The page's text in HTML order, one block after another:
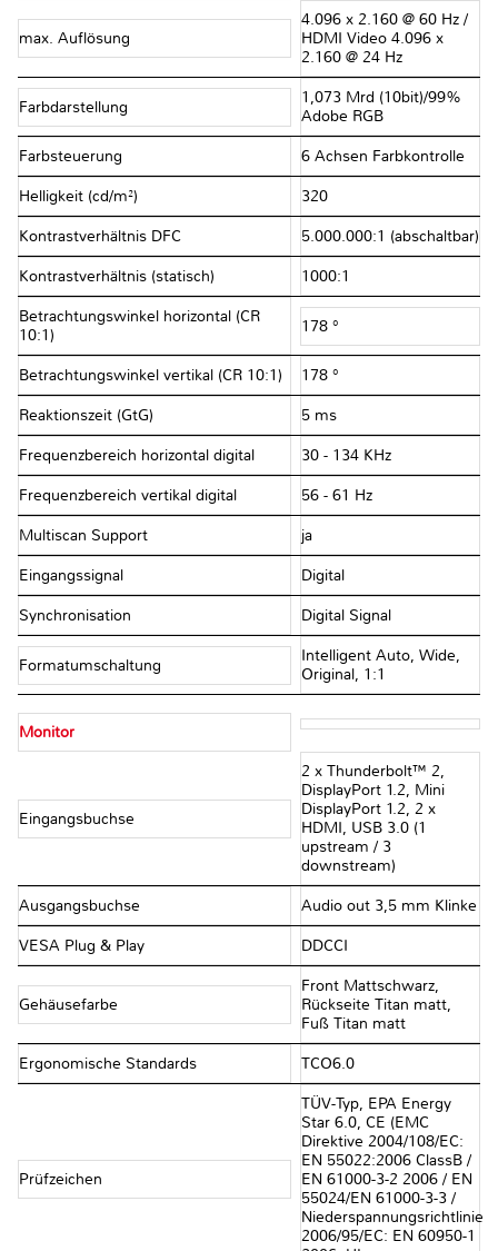
max. Auflösung
4.096 x 2.160 @ 60 Hz /
HDMI Video 4.096 x
2.160 @ 24 Hz
Farbdarstellung
1,073 Mrd (10bit)/99%
Adobe RGB
Farbsteuerung 6 Achsen Farbkontrolle
Helligkeit (cd/m²) 320
Kontrastverhältnis DFC 5.000.000:1 (abschaltbar)
Kontrastverhältnis (statisch) 1000:1
Betrachtungswinkel horizontal (CR
10:1)
178 °
Betrachtungswinkel vertikal (CR 10:1) 178 °
Reaktionszeit (GtG) 5 ms
Frequenzbereich horizontal digital 30 - 134 KHz
Frequenzbereich vertikal digital 56 - 61 Hz
Multiscan Support ja
Eingangssignal Digital
Synchronisation Digital Signal
Formatumschaltung
Intelligent Auto, Wide,
Original, 1:1
Monitor
Eingangsbuchse
2 x Thunderbolt™ 2,
DisplayPort 1.2, Mini
DisplayPort 1.2, 2 x
HDMI, USB 3.0 (1
upstream / 3
downstream)
Ausgangsbuchse Audio out 3,5 mm Klinke
VESA Plug & Play DDCCI
Gehäusefarbe
Front Mattschwarz,
Rückseite Titan matt,
Fuß Titan matt
Ergonomische Standards TCO6.0
Prüfzeichen
TÜV-Typ, EPA Energy
Star 6.0, CE (EMC
Direktive 2004/108/EC:
EN 55022:2006 ClassB /
EN 61000-3-2 2006 / EN
55024/EN 61000-3-3 /
Niederspannungsrichtlinie
2006/95/EC: EN 60950-1